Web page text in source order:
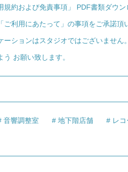
規約および免責事項」 PDF書類ダウン
利用にあたって」の事項をご承諾頂
ションはスタジオではございません
お願い致します。
音響調整室 地下階店舗 レ